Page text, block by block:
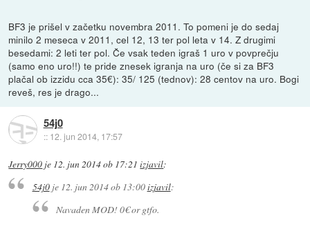
BF3 je prišel v začetku novembra 2011. To pomeni je do sedaj
minilo 2 meseca v 2011, cel 12, 13 ter pol leta v 14. Z drugimi
besedami: 2 leti ter pol. Če vsak teden igraš 1 uro v povprečju
(samo eno uro!!) te pride znesek igranja na uro (če si za BF3
plačal ob izzidu cca 35€): 35/ 125 (tednov): 28 centov na uro. Bogi
reveš, res je drago...
54j0
:: 12. jun 2014, 17:57
Jerry000 je 12. jun 2014 ob 17:21 izjavil:
54j0je 12. jun 2014 ob 13:00izjavil:
Navaden MOD! 0€ or gtfo.